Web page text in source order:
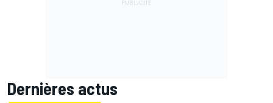
Dernières actus